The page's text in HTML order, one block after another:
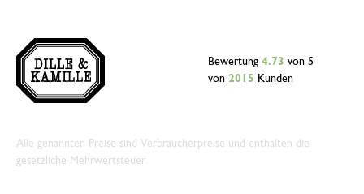
Bewertung 4.73 von 5
von 2015 Kunden
Alle genannten Preise sind Verbraucherpreise und enthalten die
gesetzliche Mehrwertsteuer.